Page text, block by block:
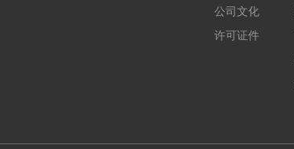
公司文化
许可证件